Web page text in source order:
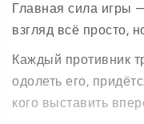
Главная сила игры
взгляд всё просто,
Каждый противник
одолеть его,
кого выставить